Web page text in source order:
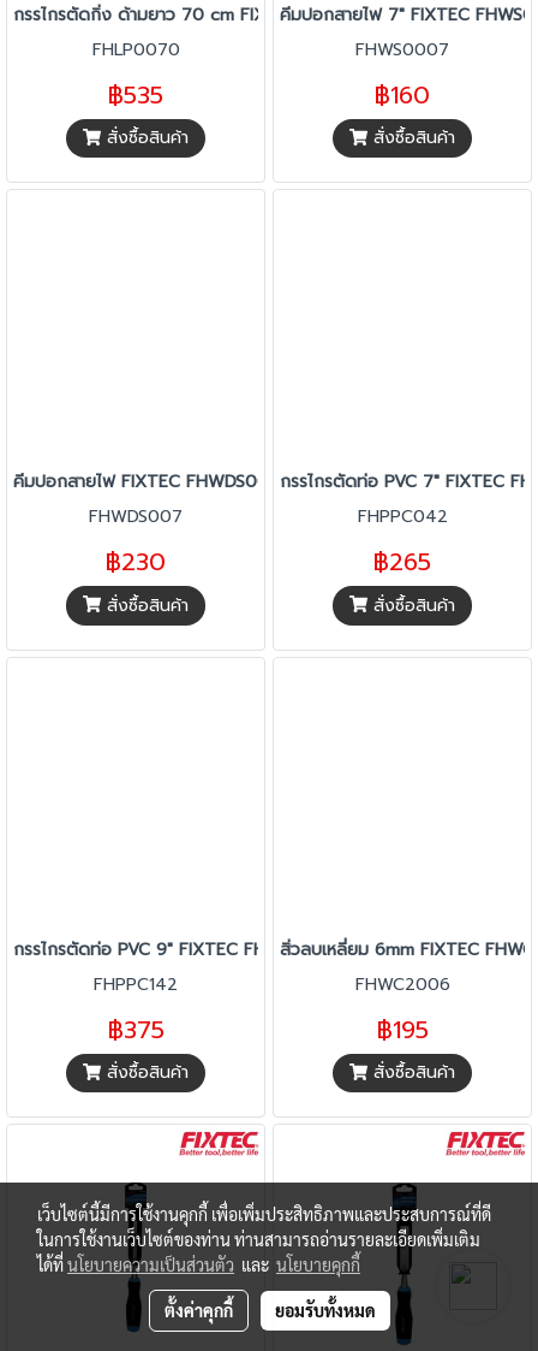
กรรไกรตัดกิ่ง ด้ามยาว 70 cm FIXTEC FHLP0070
FHLP0070
฿535
สั่งซื้อสินค้า
คีมปอกสายไฟ 7" FIXTEC
FHWS0007
฿160
สั่งซื้อสินค้า
คีมปอกสายไฟ FIXTEC FHWDS007
FHWDS007
฿230
สั่งซื้อสินค้า
กรรไกรตัดท่อ PVC 7" FIXTEC
FHPPC042
฿265
สั่งซื้อสินค้า
กรรไกรตัดท่อ PVC 9" FIXTEC FHPPC142
FHPPC142
฿375
สั่งซื้อสินค้า
สิ่วลบเหลี่ยม 6mm FIXTEC
FHWC2006
฿195
สั่งซื้อสินค้า
เว็บไซต์นี้มีการใช้งานคุกกี้ เพื่อเพิ่มประสิทธิภาพและประสบการณ์ที่ดี
ในการใช้งานเว็บไซต์ของท่าน ท่านสามารถอ่านรายละเอียดเพิ่มเติม
ได้ที่นโยบายความเป็นส่วนตัว และ นโยบายคุกกี้
ตั้งค่าคุกกี้ ยอมรับทั้งหมด